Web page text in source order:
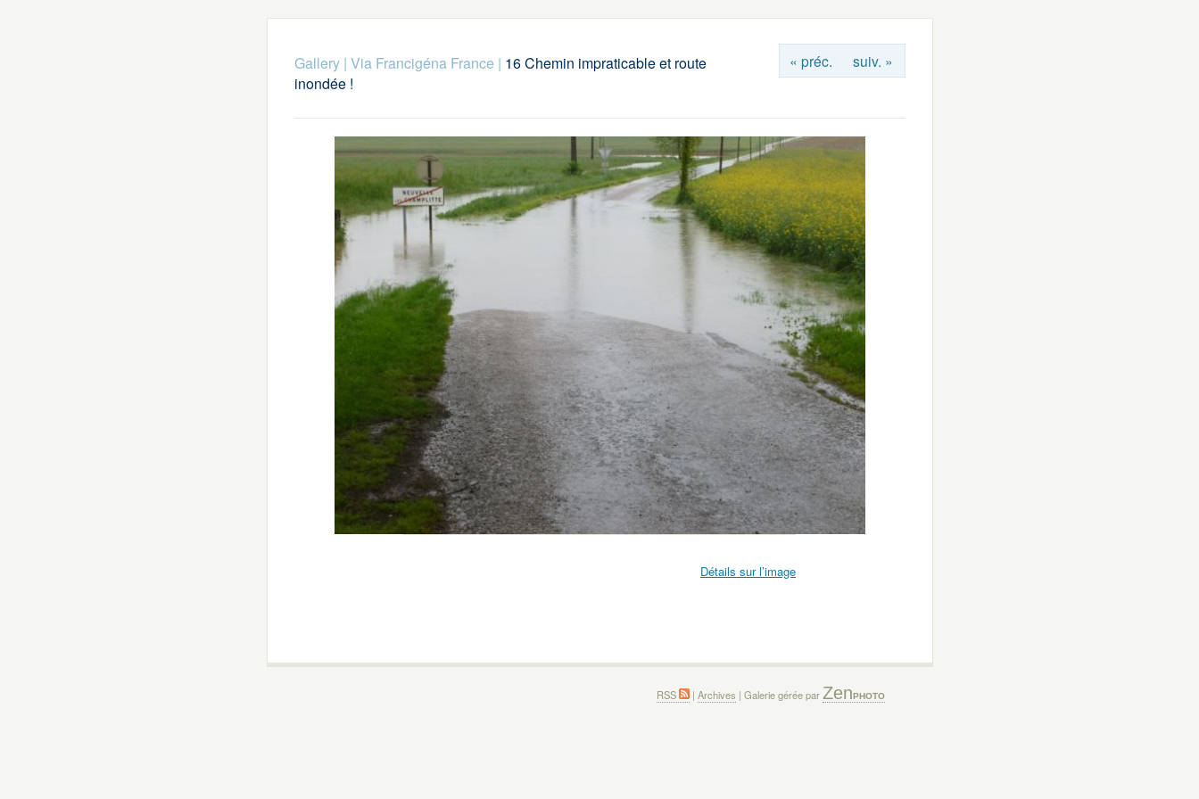
« préc. suiv. »
Gallery| Via Francigéna France | 16 Chemin impraticable et route
inondée !
Détails sur l’image
RSS | Archives | Galerie gérée parZenPHOTO